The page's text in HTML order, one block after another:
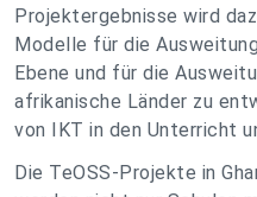
Projektergebnisse wird
Modelle für die
Ebene und für die
afrikanische Länder zu
von IKT in den Unterricht
Die TeOSS-Projekte in